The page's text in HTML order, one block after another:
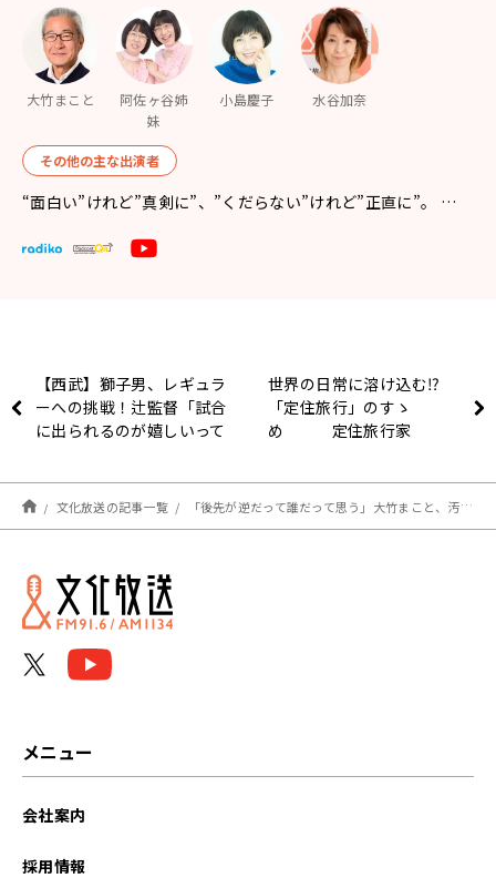
大竹まこと
阿佐ヶ谷姉
妹
小島慶子 水谷加奈
その他の主な出演者
“面白い”けれど”真剣に”、”くだらない”けれど”正直に”。 …
【西武】獅子男、レギュラ
ーへの挑戦！辻監督「試合
に出られるのが嬉しいって
世界の日常に溶け込む⁉︎
「定住旅行」のすゝ
め 定住旅行家
かいとことば
文化放送の記事一覧 「後先が逆だって誰だって思う」大竹まこと、汚染水放出のための海底トンネル掘削マシン設置に疑問を呈す
メニュー
会社案内
採用情報